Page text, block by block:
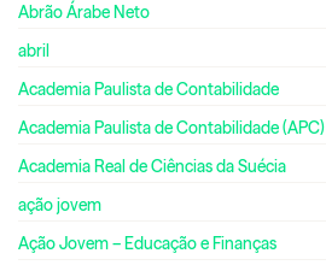
Abrão Árabe Neto
abril
Academia Paulista de Contabilidade
Academia Paulista de Contabilidade (APC)
Academia Real de Ciências da Suécia
ação jovem
Ação Jovem – Educação e Finanças